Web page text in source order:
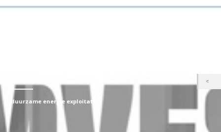
duurzame energie exploitatie